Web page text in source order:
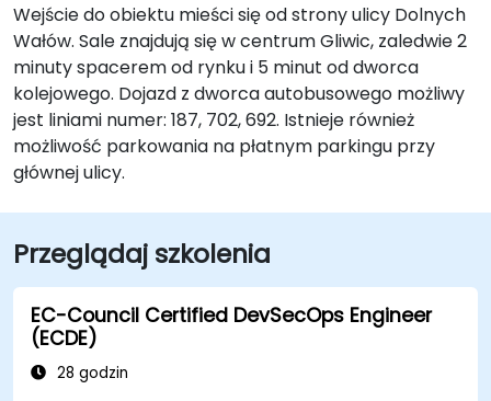
Wejście do obiektu mieści się od strony ulicy Dolnych
Wałów. Sale znajdują się w centrum Gliwic, zaledwie 2
minuty spacerem od rynku i 5 minut od dworca
kolejowego. Dojazd z dworca autobusowego możliwy
jest liniami numer: 187, 702, 692. Istnieje również
możliwość parkowania na płatnym parkingu przy
głównej ulicy.
Przeglądaj szkolenia
EC-Council Certified DevSecOps Engineer
(ECDE)
28 godzin